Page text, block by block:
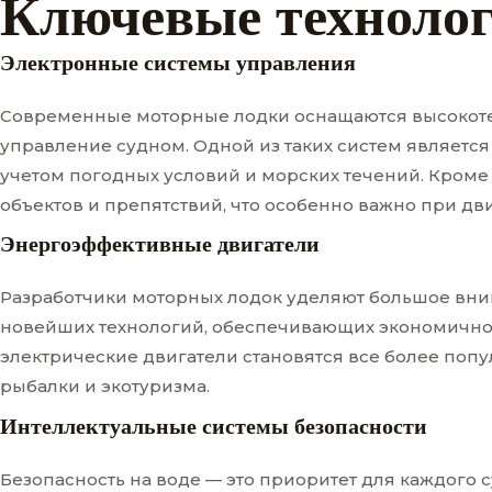
Ключевые
Электронные системы управления
Современные моторные лодки оснащаются
управление судном. Одной из таких систем
учетом погодных условий и морских течений.
объектов и препятствий, что особенно важно при
Энергоэффективные двигатели
Разработчики моторных лодок уделяют большое
новейших технологий, обеспечивающих
электрические двигатели становятся все более
рыбалки и экотуризма.
Интеллектуальные системы безопасности
Безопасность на воде — это приоритет для